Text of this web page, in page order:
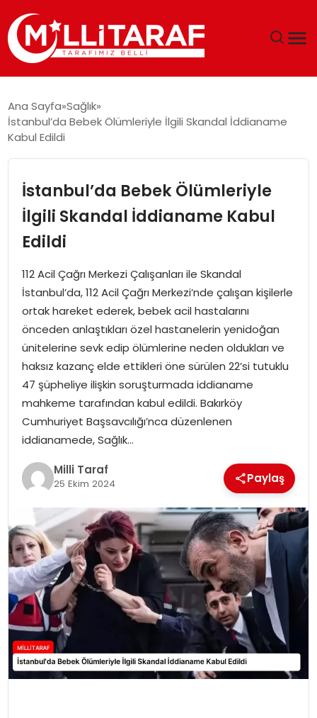
ÖZEL SAYFALAR
EKONOMI
SPOR
SIYASET
MAGAZIN
Ana Sayfa Sağlık
İstanbul’da Bebek Ölümleriyle İlgili Skandal İddianame
Kabul Edildi
İstanbul’da Bebek Ölümleriyle
İlgili Skandal İddianame Kabul
Edildi
112 Acil Çağrı Merkezi Çalışanları ile Skandal
İstanbul’da, 112 Acil Çağrı Merkezi’nde çalışan kişilerle
ortak hareket ederek, bebek acil hastalarını
önceden anlaştıkları özel hastanelerin yenidoğan
ünitelerine sevk edip ölümlerine neden oldukları ve
haksız kazanç elde ettikleri öne sürülen 22’si tutuklu
47 şüpheliye ilişkin soruşturmada iddianame
mahkeme tarafından kabul edildi. Bakırköy
Cumhuriyet Başsavcılığı’nca düzenlenen
iddianamede, Sağlık…
Milli Taraf
25 Ekim 2024 Paylaş